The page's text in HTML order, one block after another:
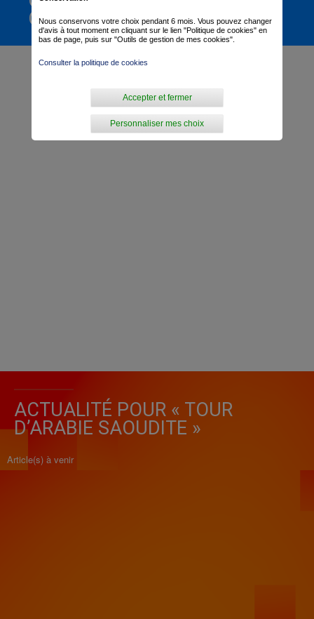
GÉNÉRAL
ACTUALITÉ POUR « TOUR
D’ARABIE SAOUDITE »
Article(s) à venir
Nous conservons votre choix pendant 6 mois. Vous pouvez changer
d'avis à tout moment en cliquant sur le lien "Politique de cookies" en
bas de page, puis sur "Outils de gestion de mes cookies".
Consulter la politique de cookies
Personnaliser mes choix
Accepter et fermer